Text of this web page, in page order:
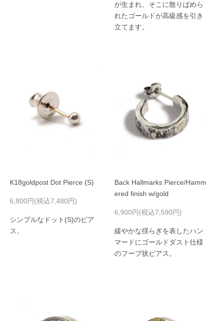
が生まれ、そこに散りばめら
れたゴールドが高級感を引き
立てます。
K18goldpost Dot Pierce (S)
6,800円(税込7,480円)
シンプルなドット(S)のピア
ス。
Back Hallmarks Pierce/Hamm
ered finish w/gold
6,900円(税込7,590円)
緩やかな揺らぎを表したハン
マードにゴールドダスト仕様
のフープ状ピアス。